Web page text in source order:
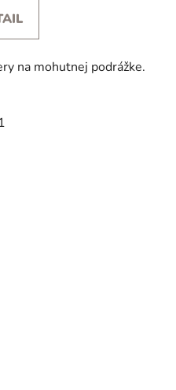
na mohutnej podrážke.